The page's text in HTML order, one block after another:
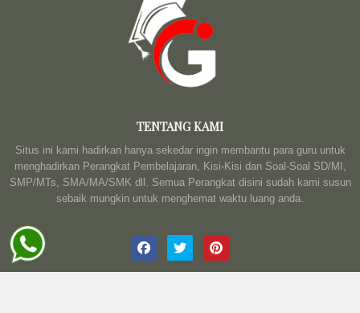
TENTANG KAMI
Situs ini kami hadirkan hanya sekedar ingin membantu para guru untuk
menghadirkan Perangkat Pembelajaran, Kisi-Kisi dan Soal-Soal SD/MI,
SMP/MTs, SMA/MA/SMK dll. Semua Perangkat disini sudah kami susun
sebaik mungkin untuk menghemat waktu luang anda.